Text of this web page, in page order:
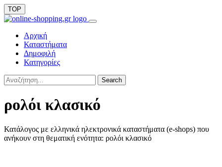
TOP
Αρχική
Καταστήματα
Δημοφιλή
Κατηγορίες
Search
ρολόι κλασικό
Κατάλογος με ελληνικά ηλεκτρονικά καταστήματα (e-shops) που
ανήκουν στη θεματική ενότητα: ρολόι κλασικό